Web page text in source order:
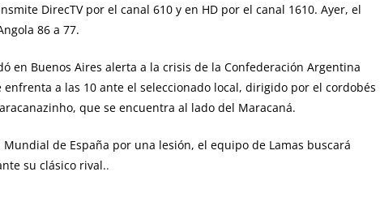
DirecTV por el canal 610 y en HD por el canal 1610. Ayer, el
86 a 77.
en Buenos Aires alerta a la crisis de la Confederación Argentina
enfrenta a las 10 ante el seleccionado local, dirigido por el cordobés
que se encuentra al lado del Maracaná.
de España por una lesión, el equipo de Lamas buscará
su clásico rival..